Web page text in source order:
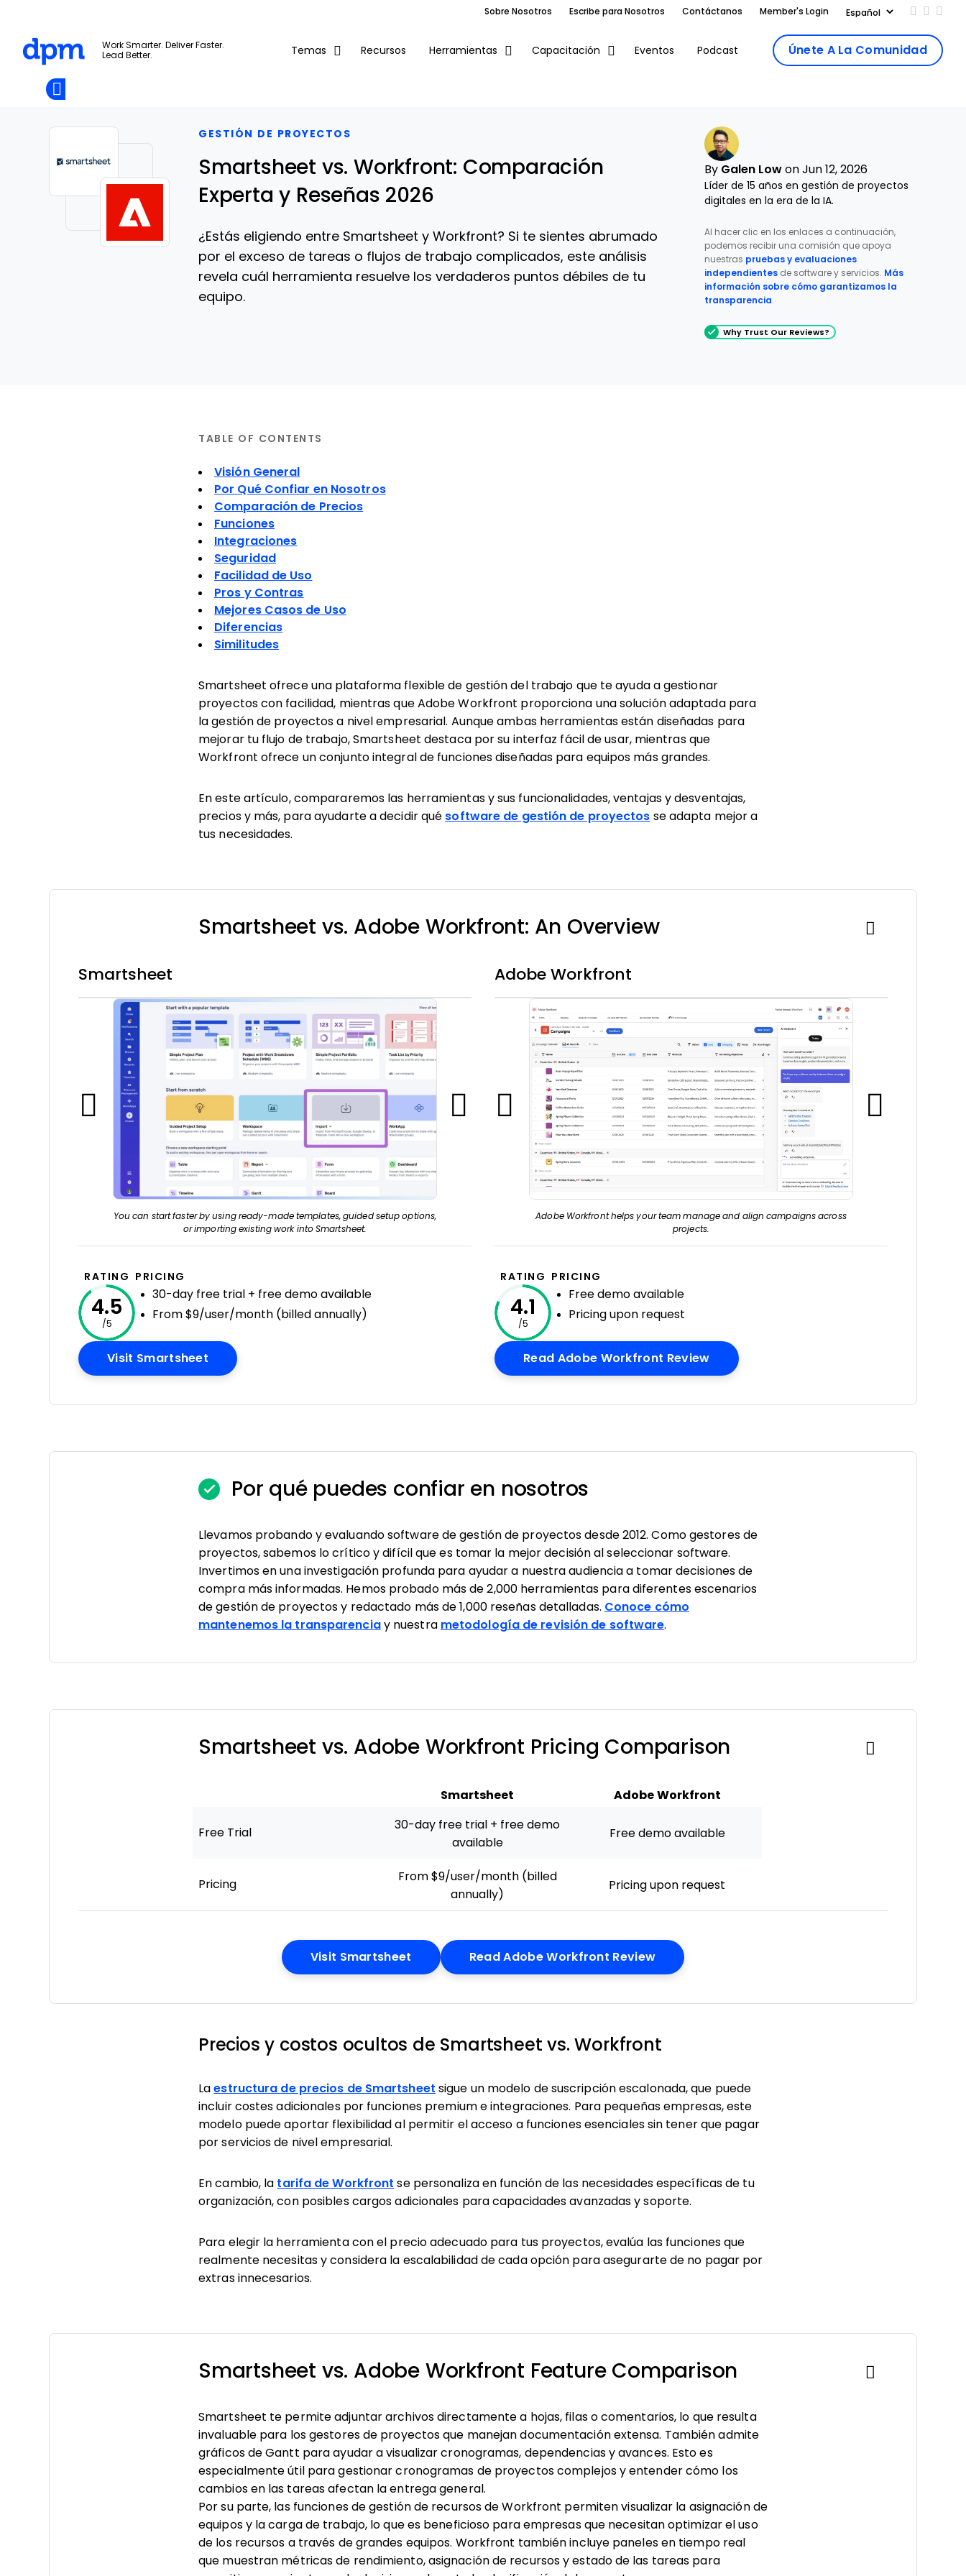
Skip to main content
Sobre Nosotros Escribe para Nosotros Contáctanos Member's Login Add us
Follow
Work Smarter. Deliver Faster.
Lead Better.
Temas Recursos Herramientas Capacitación Eventos Podcast Únete A La Comunidad
Add as
GESTIÓN DE PROYECTOS
Smartsheet vs. Workfront: Comparación
Experta y Reseñas 2026
¿Estás eligiendo entre Smartsheet y Workfront? Si te sientes abrumado
por el exceso de tareas o flujos de trabajo complicados, este análisis
revela cuál herramienta resuelve los verdaderos puntos débiles de tu
equipo.
By Galen Low on Jun 12, 2026
Líder de 15 años en gestión de proyectos
digitales en la era de la IA.
Al hacer clic en los enlaces a continuación,
podemos recibir una comisión que apoya
nuestras pruebas y evaluaciones
independientes de software y servicios. Más
información sobre cómo garantizamos la
transparencia.
Why Trust Our Reviews?
TABLE OF CONTENTS
Visión General
Por Qué Confiar en Nosotros
Comparación de Precios
Funciones
Integraciones
Seguridad
Facilidad de Uso
Pros y Contras
Mejores Casos de Uso
Diferencias
Similitudes
Smartsheet ofrece una plataforma flexible de gestión del trabajo que te ayuda a gestionar
proyectos con facilidad, mientras que Adobe Workfront proporciona una solución adaptada para
la gestión de proyectos a nivel empresarial. Aunque ambas herramientas están diseñadas para
mejorar tu flujo de trabajo, Smartsheet destaca por su interfaz fácil de usar, mientras que
Workfront ofrece un conjunto integral de funciones diseñadas para equipos más grandes.
En este artículo, compararemos las herramientas y sus funcionalidades, ventajas y desventajas,
precios y más, para ayudarte a decidir qué software de gestión de proyectos se adapta mejor a
tus necesidades.
Smartsheet vs. Adobe Workfront: An Overview
Smartsheet
You can start faster by using ready-made templates, guided setup options,
or importing existing work into Smartsheet.
Smartsheet Interface
RATING
4.5
/5
PRICING
30-day free trial + free demo available
From $9/user/month (billed annually)
Visit Smartsheet Opens New Window
Adobe Workfront
Adobe Workfront helps your team manage and align campaigns across
projects.
RATING
4.1
/5
PRICING
Free demo available
Pricing upon request
Read Adobe Workfront ReviewOpens New Window
Por qué puedes confiar en nosotros
Llevamos probando y evaluando software de gestión de proyectos desde 2012. Como gestores de
proyectos, sabemos lo crítico y difícil que es tomar la mejor decisión al seleccionar software.
Invertimos en una investigación profunda para ayudar a nuestra audiencia a tomar decisiones de
compra más informadas. Hemos probado más de 2,000 herramientas para diferentes escenarios
de gestión de proyectos y redactado más de 1,000 reseñas detalladas. Conoce cómo
mantenemos la transparenciay nuestra metodología de revisión de software.
Smartsheet vs. Adobe Workfront Pricing Comparison
Smartsheet Adobe Workfront
Free Trial
30-day free trial + free demo
available
Free demo available
Pricing
From $9/user/month (billed
annually)
Pricing upon request
Visit Smartsheet Opens New Window
Read Adobe Workfront ReviewOpens New Window
Precios y costos ocultos de Smartsheet vs. Workfront
Laestructura de precios de Smartsheet sigue un modelo de suscripción escalonada, que puede
incluir costes adicionales por funciones premium e integraciones. Para pequeñas empresas, este
modelo puede aportar flexibilidad al permitir el acceso a funciones esenciales sin tener que pagar
por servicios de nivel empresarial.
En cambio, la tarifa de Workfront se personaliza en función de las necesidades específicas de tu
organización, con posibles cargos adicionales para capacidades avanzadas y soporte.
Para elegir la herramienta con el precio adecuado para tus proyectos, evalúa las funciones que
realmente necesitas y considera la escalabilidad de cada opción para asegurarte de no pagar por
extras innecesarios.
Smartsheet vs. Adobe Workfront Feature Comparison
Smartsheet te permite adjuntar archivos directamente a hojas, filas o comentarios, lo que resulta
invaluable para los gestores de proyectos que manejan documentación extensa. También admite
gráficos de Gantt para ayudar a visualizar cronogramas, dependencias y avances. Esto es
especialmente útil para gestionar cronogramas de proyectos complejos y entender cómo los
cambios en las tareas afectan la entrega general.
Por su parte, las funciones de gestión de recursos de Workfront permiten visualizar la asignación de
equipos y la carga de trabajo, lo que es beneficioso para empresas que necesitan optimizar el uso
de los recursos a través de grandes equipos. Workfront también incluye paneles en tiempo real
que muestran métricas de rendimiento, asignación de recursos y estado de las tareas para